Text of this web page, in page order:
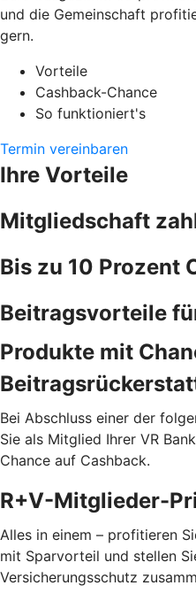
und die Gemeinschaft
gern.
Vorteile
Cashback-Chance
So funktioniert's
Termin vereinbaren
Ihre Vorteile
Mitgliedschaft
Bis zu 10 Prozent
Beitragsvorteile
Produkte mit
Bei Abschluss einer der
Sie als Mitglied Ihrer VR
Chance auf Cashback.
R+V-Mitglieder-
Alles in einem – profitieren
mit Sparvorteil und stellen
Versicherungsschutz